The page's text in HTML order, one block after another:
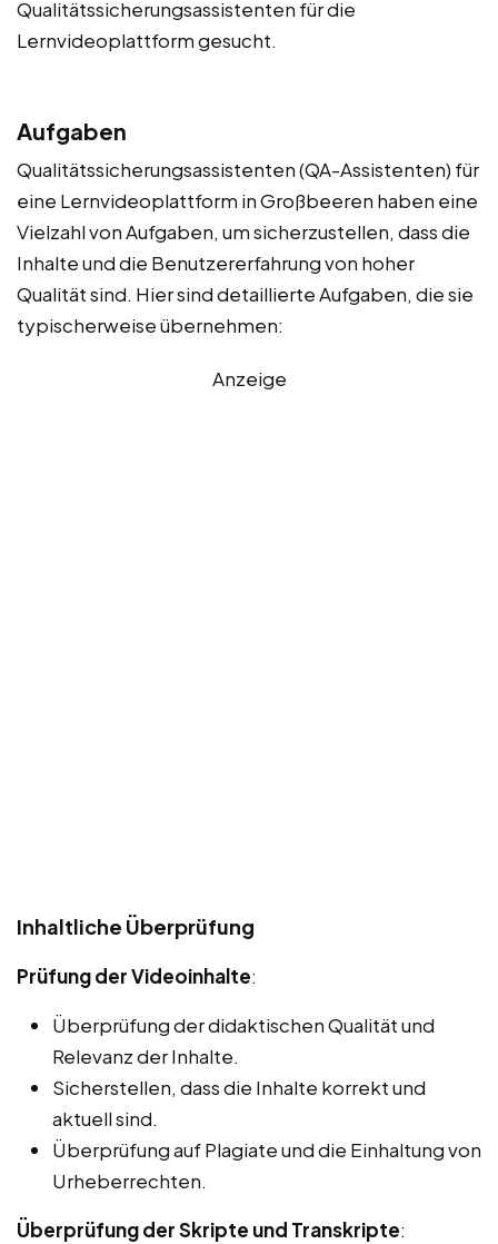
Qualitätssicherungsassistenten für die
Lernvideoplattform gesucht.
Aufgaben
Qualitätssicherungsassistenten (QA-Assistenten) für
eine Lernvideoplattform in Großbeeren haben eine
Vielzahl von Aufgaben, um sicherzustellen, dass die
Inhalte und die Benutzererfahrung von hoher
Qualität sind. Hier sind detaillierte Aufgaben, die sie
typischerweise übernehmen:
Anzeige
Inhaltliche Überprüfung
Prüfung der Videoinhalte:
Überprüfung der didaktischen Qualität und
Relevanz der Inhalte.
Sicherstellen, dass die Inhalte korrekt und
aktuell sind.
Überprüfung auf Plagiate und die Einhaltung von
Urheberrechten.
Überprüfung der Skripte und Transkripte: